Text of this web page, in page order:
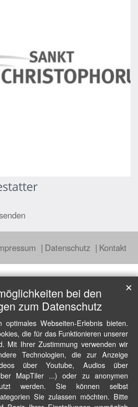
Datenschutz Kontakt
bei den
zum Datenschutz
Webseiten-Erlebnis bieten.
die für das Funktionieren unserer
Mit Ihrer Zustimmung verwenden wir
Technologien, die zur Anzeige
über Youtube, Audios über
MapTiler ...) oder zu anonymen
werden. Sie können selbst
Sie zulassen möchten. Bitte
✕